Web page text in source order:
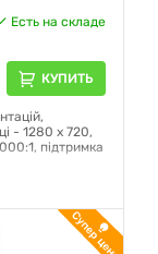
Есть на складе
КУПИТЬ
- 1280 x 720,
підтримка